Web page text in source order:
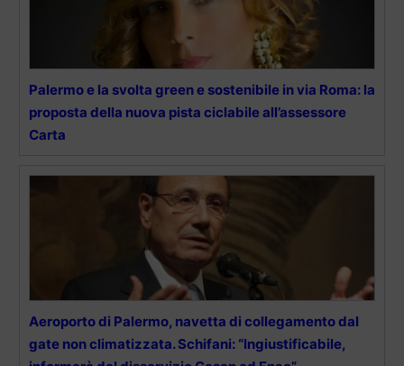
Palermo e la svolta green e sostenibile in via Roma: la
proposta della nuova pista ciclabile all’assessore
Carta
Aeroporto di Palermo, navetta di collegamento dal
gate non climatizzata. Schifani: “Ingiustificabile,